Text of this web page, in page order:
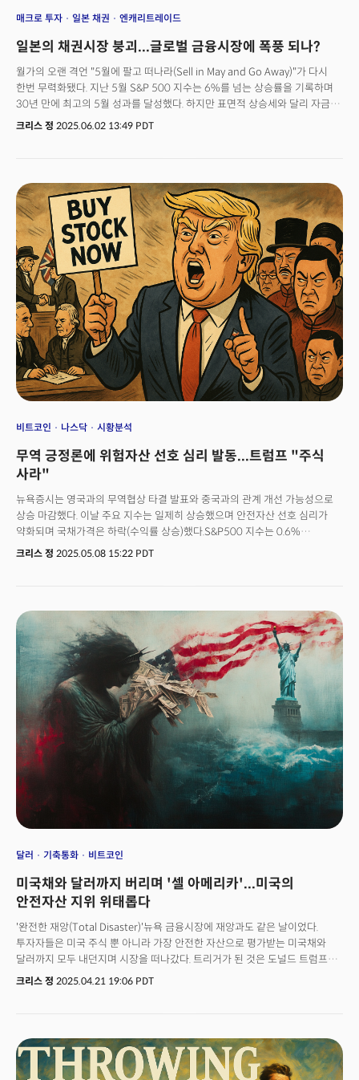
매크로 투자 일본 채권 엔캐리트레이드
일본의 채권시장 붕괴...글로벌 금융시장에 폭풍 되나?
월가의 오랜 격언 "5월에 팔고 떠나라(Sell in May and Go Away)"가 다시
한번 무력화됐다. 지난 5월 S&P 500 지수는 6%를 넘는 상승률을 기록하며
30년 만에 최고의 5월 성과를 달성했다. 하지만 표면적 상승세와 달리 자금
흐름에서는 이상 신호가 포착되고 있다.개인투자자와 기업들이 적극적인
패시브 투자의 대표격인 ETF에서도 작년 12월 이후 최대 규모의 자금 유출이
발생했다는 사실이다. 이는 단순한 차익실현을 넘어 기관투자자들이 대규모
포트폴리오 재조정에 나섰음을 시사한다.이러한 자금 흐름의 역설은 시장
참여자들 간의 인식 차이를 보여준다. 개인투자자들이 상승 모멘텀에
집중하는 반면, 전문 투자기관들은 구조적 위험 요소들을 선제적으로
회피하고 있는 것으로 해석된다.
크리스 정 2025.06.02 13:49 PDT
비트코인 나스닥 시황분석
무역 긍정론에 위험자산 선호 심리 발동...트럼프 "주식
사라"
뉴욕증시는 영국과의 무역협상 타결 발표와 중국과의 관계 개선 가능성으로
상승 마감했다. 이날 주요 지수는 일제히 상승했으며 안전자산 선호 심리가
약화되며 국채가격은 하락(수익률 상승)했다.S&P500 지수는 0.6%
상승했으며 장중 4월 2일 고점을 일시적으로 돌파하는 강세를 연출했다. 특히
무역 프레임워크를 "역사적 성과"로 평가하며 글로벌 경제 개혁의 첫단계라고
강조했다. 특히 트럼프 행정부의 최대 관세 표적인 중국과의 무역협상에 대해
"실질적 진전이 있을 것"이라는 낙관적 전망을 내놓았다.더불어 트럼프
대통령은 "지금이 주식을 매수할 시점"이라고 직접 언급하며 긍정적인 무역
협상 소식과 공화당의 감세정책 노력이 투자자들에게 낙관적인 이유가 될
것이라고 밝혔다.트럼프 대통령은 협상이 원활할 경우 중국 상품에 부과된
145% 관세 인하 가능성을 시사했지만 일부 전략가는 여전히 부정적인
의견을 제시했다. 파와드 라자크자다, 씨디인덱스의 최고전략가는 "주말 미중
회담은 외교적 해빙에 가까우며 돌파구가 될 순간은 아니다"라고 신중한
견해를 밝혔다. 그는 "장기적인 협상 국면이 될 수 있으며, 이는 위험자산의
상승 잠재력을 제한할 수 있다"고 덧붙였다.
크리스 정 2025.05.08 15:22 PDT
달러 기축통화 비트코인
미국채와 달러까지 버리며 '셀 아메리카'...미국의
안전자산 지위 위태롭다
'완전한 재앙(Total Disaster)'뉴욕 금융시장에 재앙과도 같은 날이었다.
투자자들은 미국 주식 뿐 아니라 가장 안전한 자산으로 평가받는 미국채와
달러까지 모두 내던지며 시장을 떠나갔다. 트리거가 된 것은 도널드 트럼프
대통령의 발언이었다. 그는 제롬 파월 연방준비제도(연준) 의장의 해임
안전자산으로 인식되는 미국채와 달러는 더이상 투자자들의 선택을 받지
못했다. 제롬 파월의 해임 가능성이 제기되면서 시장은 이를 미국 통화정책의
불확실성으로 인식했다. 이안 리넨, BMO 캐피탈 미국 금리 전략책임자는
크리스 정 2025.04.21 19:06 PDT